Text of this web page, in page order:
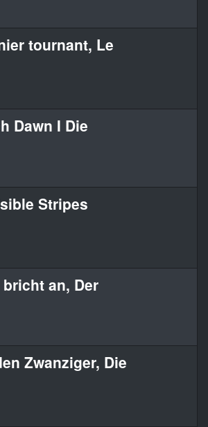
tournant, Le
Dawn I Die
Stripes
bricht an, Der
Zwanziger, Die